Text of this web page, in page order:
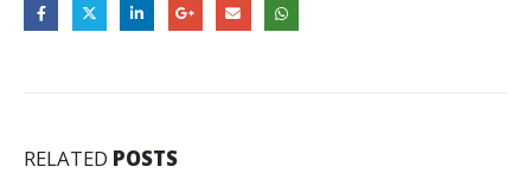
RELATED POSTS